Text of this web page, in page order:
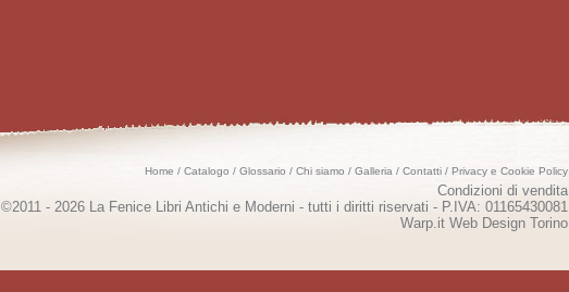
Home / Catalogo / Glossario / Chi siamo / Galleria / Contatti / Privacy e Cookie Policy
Condizioni di vendita
©2011 - 2026 La Fenice Libri Antichi e Moderni - tutti i diritti riservati - P.IVA: 01165430081
Warp.it Web Design Torino